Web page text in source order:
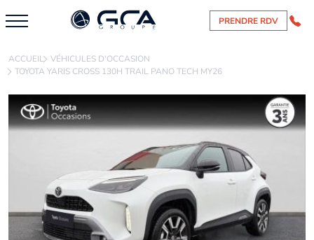
PRENDRE RDV
ACCUEIL VÉHICULES D'OCCASION
TOYOTA YARIS CROSS 130H TRAIL PANO TECH MY26